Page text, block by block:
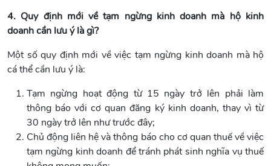
4. Quy định mới về tạm ngừng kinh doanh mà hộ kinh
doanh cần lưu ý là gì?
Một số quy định mới về việc tạm ngừng kinh doanh mà hộ
cá thể cần lưu ý là:
Tạm ngừng hoạt động từ 15 ngày trở lên phải làm
thông báo với cơ quan đăng ký kinh doanh, thay vì từ
30 ngày trở lên như trước đây;
Chủ động liên hệ và thông báo cho cơ quan thuế về việc
tạm ngừng kinh doanh để tránh phát sinh nghĩa vụ thuế